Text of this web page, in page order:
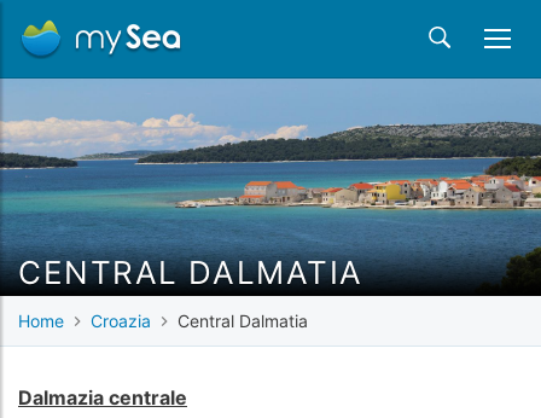
CENTRAL DALMATIA
Home Croazia Central Dalmatia
Dalmazia centrale